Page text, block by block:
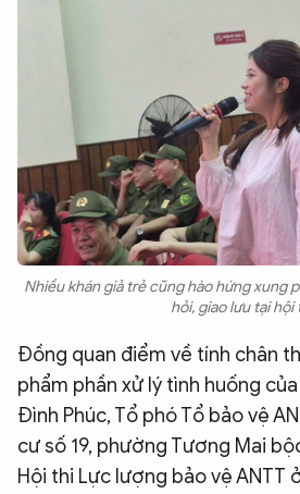
Nhiều khán giả trẻ cũng hào hứng xung
hỏi, giao lưu tại hội
Đồng quan điểm về tính chân
phẩm phần xử lý tình huống
Đình Phúc, Tổ phó Tổ bảo vệ
cư số 19, phường Tương Mai
Hội thi Lực lượng bảo vệ ANTT